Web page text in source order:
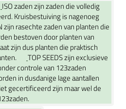
ISO zaden zijn zaden die volledig
Kruisbestuiving is nagenoeg
zijn rasechte zaden van planten die
bestoven door planten van
zijn dus planten die praktisch
TOP SEEDS zijn exclusieve
controle van 123zaden
in dusdanige lage aantallen
gecertificeerd zijn maar wel de